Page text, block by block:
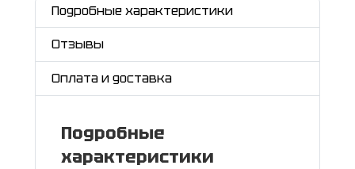
Подробные характеристики
Отзывы
Оплата и доставка
Подробные
характеристики